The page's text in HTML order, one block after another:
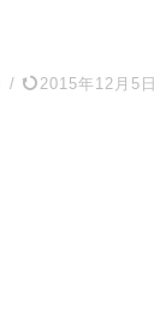
/ 2015年12月5日